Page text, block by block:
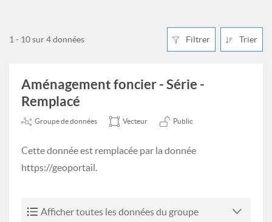
Filtrer Trier
1 - 10 sur 4 données
Aménagement foncier - Série -
Remplacé
Groupe de données Vecteur Public
Cette donnée est remplacée par la donnée
https://geoportail.
Afficher toutes les données du groupe